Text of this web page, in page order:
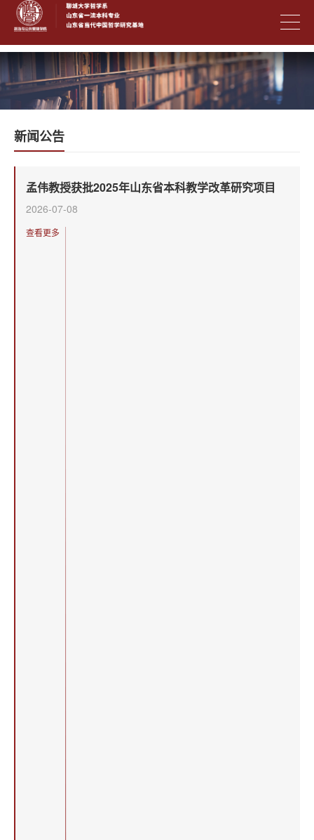
新闻公告
孟伟教授获批2025年山东省本科教学改革研究项目
2026-07-08
查看更多